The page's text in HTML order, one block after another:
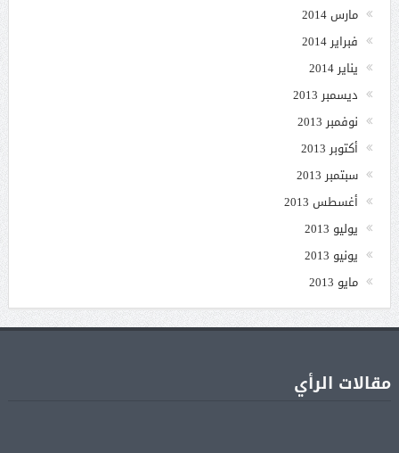
مارس 2014
فبراير 2014
يناير 2014
ديسمبر 2013
نوفمبر 2013
أكتوبر 2013
سبتمبر 2013
أغسطس 2013
يوليو 2013
يونيو 2013
مايو 2013
مقالات الرأي